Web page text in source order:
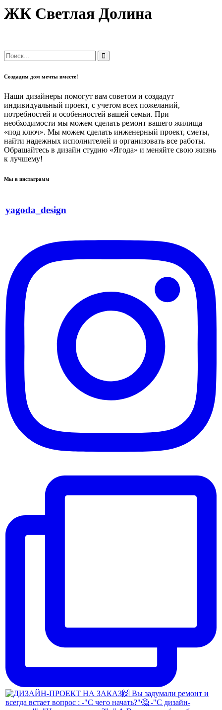
ЖК Светлая Долина
Создадим дом мечты вместе!
Наши дизайнеры помогут вам советом и создадут
индивидуальный проект, с учетом всех пожеланий,
потребностей и особенностей вашей семьи. При
необходимости мы можем сделать ремонт вашего жилища
«под ключ». Мы можем сделать инженерный проект, сметы,
найти надежных исполнителей и организовать все работы.
Обращайтесь в дизайн студию «Ягода» и меняйте свою жизнь
к лучшему!
Мы в инстаграмм
yagoda_design